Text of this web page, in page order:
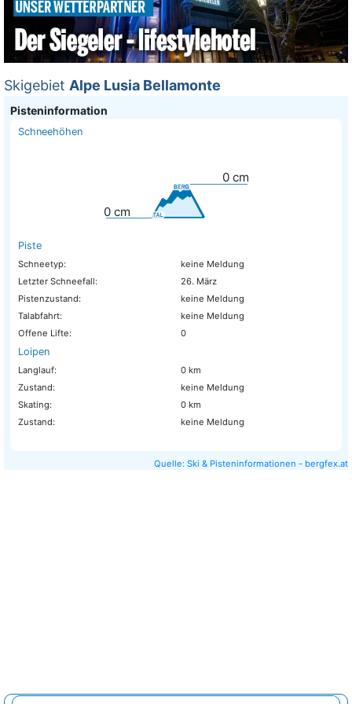
Skigebiet Alpe Lusia Bellamonte
Pisteninformation
Schneehöhen
0 cm
0 cm
Piste
Schneetyp:
keine Meldung
Letzter Schneefall:
26. März
Pistenzustand:
keine Meldung
Talabfahrt:
keine Meldung
Offene Lifte:
0
Loipen
Langlauf:
0 km
Zustand:
keine Meldung
Skating:
0 km
Zustand:
keine Meldung
Quelle: Ski & Pisteninformationen - bergfex.at